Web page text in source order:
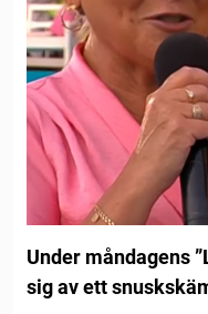
Under måndagens
sig av ett